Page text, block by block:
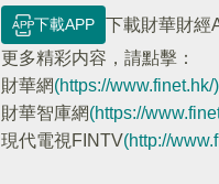
下載APP
下載財華財經
更多精彩内容，請點擊：
財華網(https://www.finet.hk/)
財華智庫網(https://
現代電視FINTV(http://